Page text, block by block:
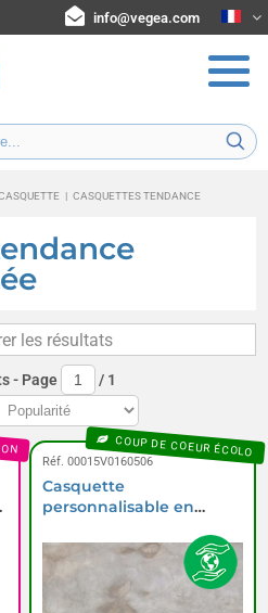
info@vegea.com
| CASQUETTES TENDANCE
les résultats
- Page / 1
COUP DE COEUR ÉCOLO
Réf. 00015V0160506
Casquette
personnalisable en
panneaux